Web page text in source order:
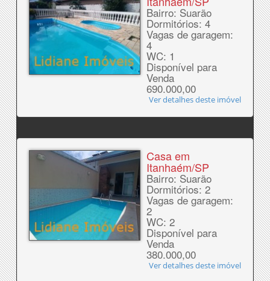
Bairro: Suarão
Dormitórios: 4
Vagas de garagem:
4
WC: 1
Disponível para
Venda
690.000,00
Ver detalhes deste imóvel
Casa em
Itanhaém/SP
Bairro: Suarão
Dormitórios: 2
Vagas de garagem:
2
WC: 2
Disponível para
Venda
380.000,00
Ver detalhes deste imóvel